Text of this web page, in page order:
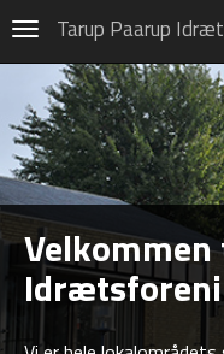
NavigationTarup Paarup
Hovedafdeling
Privatlivspolitik (GDPR)
Om TPI-
Udvalg
Selvstyret
Paarup hallerne
Cafeteriet